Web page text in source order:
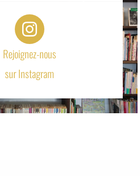
Rejoignez-nous
sur Instagram